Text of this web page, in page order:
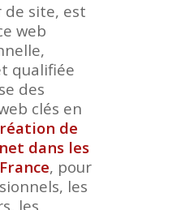
de site, est
web
qualifiée
des
clés en
de
dans les
, pour
les
les